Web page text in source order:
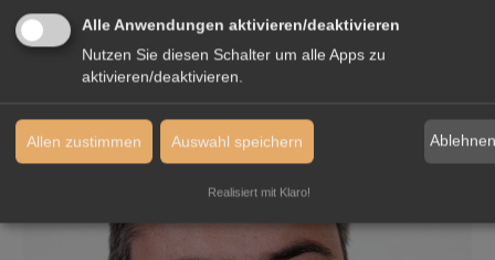
IHR KONTAKT VOR ORT
Alle Anwendungen aktivieren/deaktivieren
Nutzen Sie diesen Schalter um alle Apps zu
aktivieren/deaktivieren.
Allen zustimmen Auswahl speichern
Realisiert mit Klaro!